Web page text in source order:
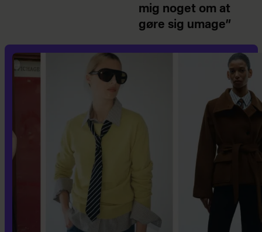
mig noget om at
gøre sig umage”